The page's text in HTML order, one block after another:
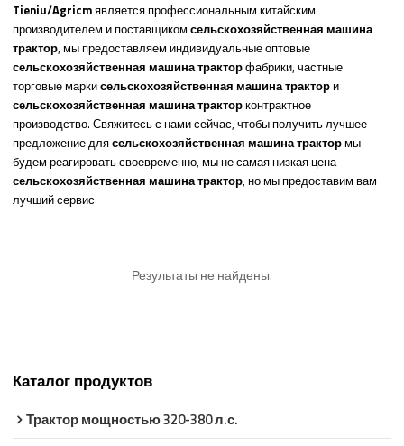
Tieniu/Agricmявляется профессиональным китайским
производителем и поставщикомсельскохозяйственная машина
трактор, мы предоставляем индивидуальные оптовые
сельскохозяйственная машина тракторфабрики, частные
торговые маркисельскохозяйственная машина трактори
сельскохозяйственная машина тракторконтрактное
производство. Свяжитесь с нами сейчас, чтобы получить лучшее
предложение длясельскохозяйственная машина трактормы
будем реагировать своевременно, мы не самая низкая цена
сельскохозяйственная машина трактор, но мы предоставим вам
лучший сервис.
Результаты не найдены.
Каталог продуктов
Трактор мощностью 320-380 л.с.